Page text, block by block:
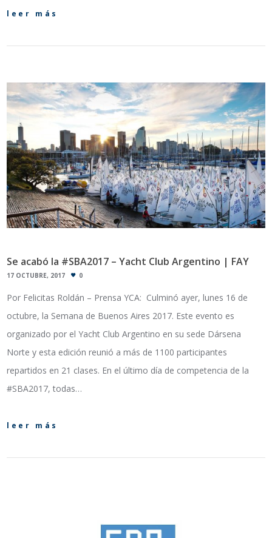
leer más
Se acabó la #SBA2017 – Yacht Club Argentino | FAY
17 OCTUBRE, 2017 0
Por Felicitas Roldán – Prensa YCA: Culminó ayer, lunes 16 de
octubre, la Semana de Buenos Aires 2017. Este evento es
organizado por el Yacht Club Argentino en su sede Dársena
Norte y esta edición reunió a más de 1100 participantes
repartidos en 21 clases. En el último día de competencia de la
#SBA2017, todas…
leer más